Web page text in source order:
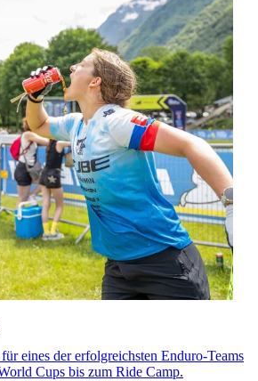
eines der erfolgreichsten Enduro-Teams
Cups bis zum Ride Camp.